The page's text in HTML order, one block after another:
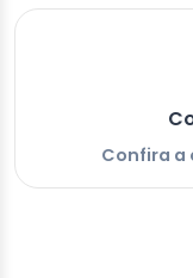
Confira a